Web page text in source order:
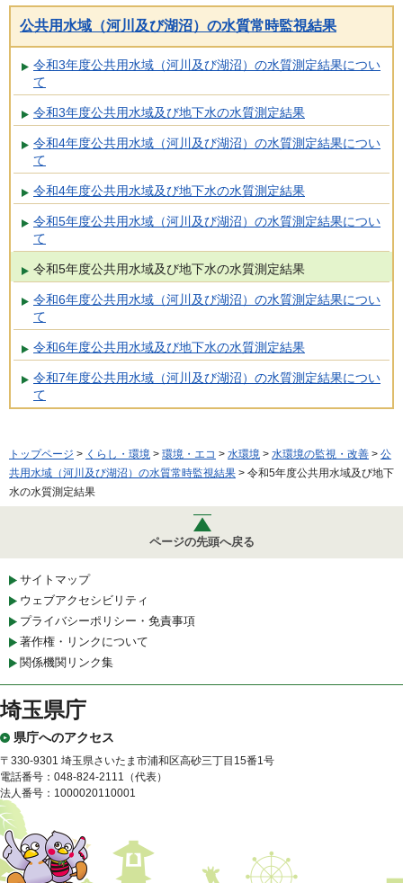
公共用水域（河川及び湖沼）の水質常時監視結果
令和3年度公共用水域（河川及び湖沼）の水質測定結果につい
て
令和3年度公共用水域及び地下水の水質測定結果
令和4年度公共用水域（河川及び湖沼）の水質測定結果につい
て
令和4年度公共用水域及び地下水の水質測定結果
令和5年度公共用水域（河川及び湖沼）の水質測定結果につい
て
令和5年度公共用水域及び地下水の水質測定結果
令和6年度公共用水域（河川及び湖沼）の水質測定結果につい
て
令和6年度公共用水域及び地下水の水質測定結果
令和7年度公共用水域（河川及び湖沼）の水質測定結果につい
て
トップページ > くらし・環境 > 環境・エコ > 水環境 > 水環境の監視・改善 > 公
共用水域（河川及び湖沼）の水質常時監視結果 > 令和5年度公共用水域及び地下
水の水質測定結果
ページの先頭へ戻る
サイトマップ
ウェブアクセシビリティ
プライバシーポリシー・免責事項
著作権・リンクについて
関係機関リンク集
埼玉県庁
県庁へのアクセス
〒330-9301 埼玉県さいたま市浦和区高砂三丁目15番1号
電話番号：048-824-2111（代表）
法人番号：1000020110001